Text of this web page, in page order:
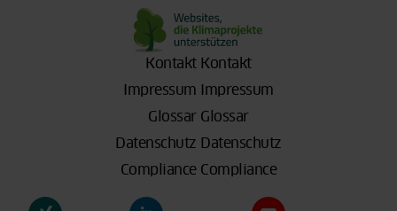
Kontakt Kontakt
Impressum
Impressum
Glossar Glossar
Datenschutz
Datenschutz
Compliance Compliance